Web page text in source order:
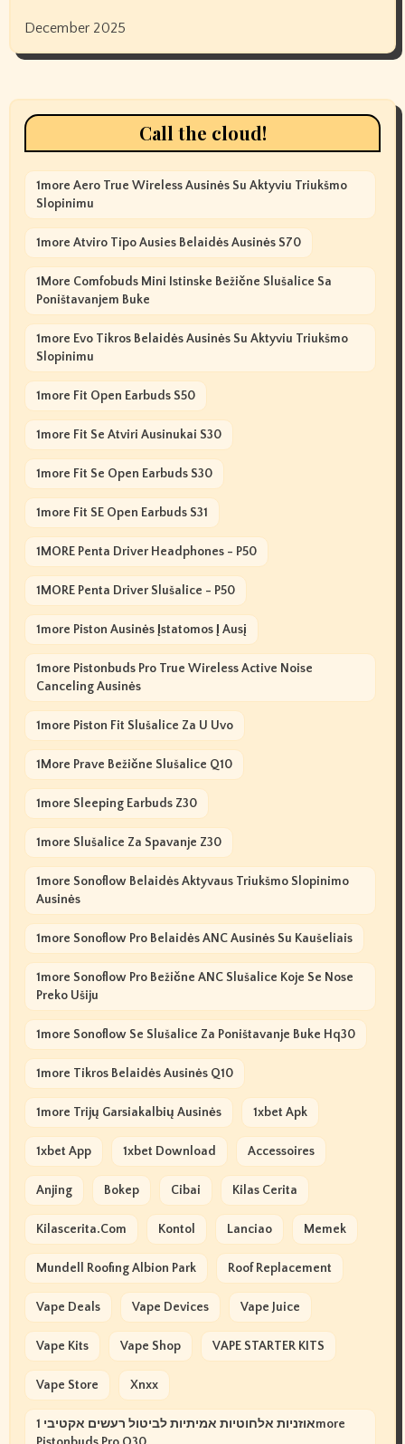
December 2025
Call the cloud!
1more Aero True Wireless Ausinės Su Aktyviu Triukšmo
Slopinimu
1more Atviro Tipo Ausies Belaidės Ausinės S70
1More Comfobuds Mini Istinske Bežične Slušalice Sa
Poništavanjem Buke
1more Evo Tikros Belaidės Ausinės Su Aktyviu Triukšmo
Slopinimu
1more Fit Open Earbuds S50
1more Fit Se Atviri Ausinukai S30
1more Fit Se Open Earbuds S30
1more Fit SE Open Earbuds S31
1MORE Penta Driver Headphones - P50
1MORE Penta Driver Slušalice - P50
1more Piston Ausinės Įstatomos Į Ausį
1more Pistonbuds Pro True Wireless Active Noise
Canceling Ausinės
1more Piston Fit Slušalice Za U Uvo
1More Prave Bežične Slušalice Q10
1more Sleeping Earbuds Z30
1more Slušalice Za Spavanje Z30
1more Sonoflow Belaidės Aktyvaus Triukšmo Slopinimo
Ausinės
1more Sonoflow Pro Belaidės ANC Ausinės Su Kaušeliais
1more Sonoflow Pro Bežične ANC Slušalice Koje Se Nose
Preko Ušiju
1more Sonoflow Se Slušalice Za Poništavanje Buke Hq30
1more Tikros Belaidės Ausinės Q10
1more Trijų Garsiakalbių Ausinės 1xbet Apk
1xbet App 1xbet Download Accessoires
Anjing Bokep Cibai Kilas Cerita
Kilascerita.com Kontol Lanciao Memek
Mundell Roofing Albion Park Roof Replacement
Vape Deals Vape Devices Vape Juice
Vape Kits Vape Shop VAPE STARTER KITS
Vape Store Xnxx
אוזניות אלחוטיות אמיתיות לביטול רעשים אקטיבי 1more